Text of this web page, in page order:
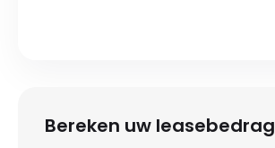
Bereken uw leasebedrag